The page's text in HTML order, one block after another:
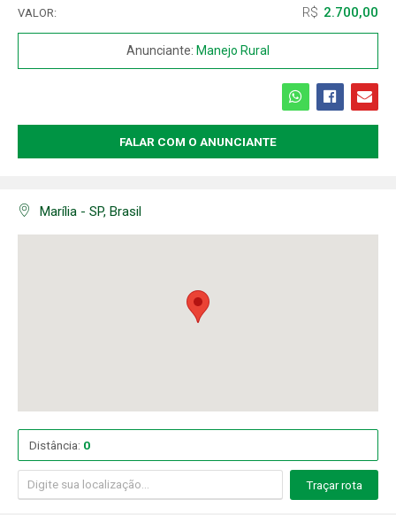
VALOR: R$ 2.700,00
Anunciante: Manejo Rural
FALAR COM O ANUNCIANTE
Marília - SP, Brasil
Distância: 0
Traçar rota